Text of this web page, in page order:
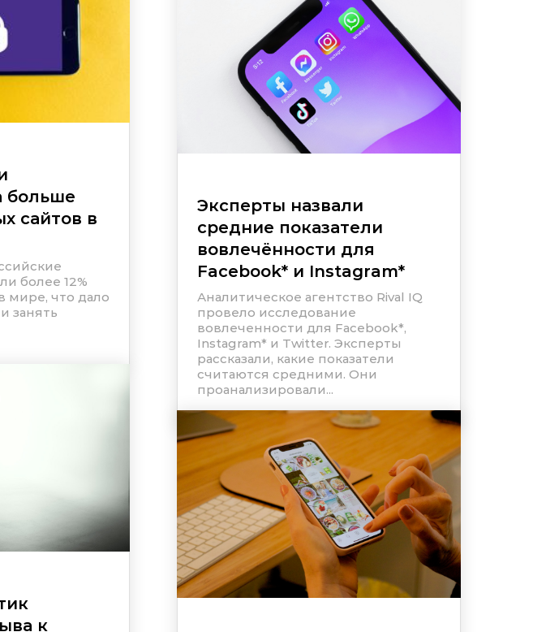
больше
сайтов в
более 12%
мире, что дало
занять
Эксперты назвали
средние показатели
вовлечённости для
Facebook* и Instagram*
Аналитическое агентство Rival IQ
провело исследование
вовлеченности для Facebook*,
Instagram* и Twitter. Эксперты
рассказали, какие показатели
считаются средними. Они
проанализировали...
к